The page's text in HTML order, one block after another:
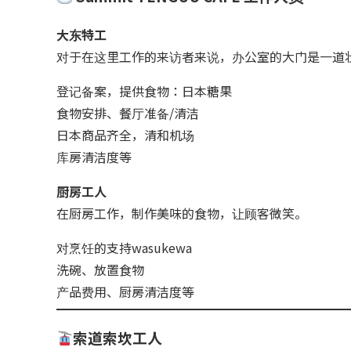
大东特工
对于在这里工作的来访者来说，办公室的大门是一道
登记备案，提供食物：日本糖果
食物安排、餐厅准备/清洁
日本商品齐全，清和机场
库房清洁度等
厨房工人
在厨房工作，制作美味的食物，让顾客微笑。
对烹饪的支持wasukewa
洗碗、放置食物
产品费用、厨房清洁度等
索道索坎工人